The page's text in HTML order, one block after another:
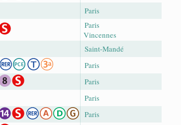
Paris
Paris
Vincennes
Saint-Mandé
Paris
Paris
Paris
Paris